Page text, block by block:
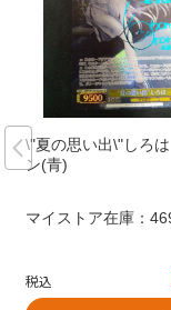
\"夏の思い出\"しろ
ン(青)
マイストア在庫：
税込